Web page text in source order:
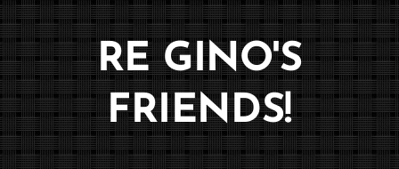
RE GINO'S
FRIENDS!